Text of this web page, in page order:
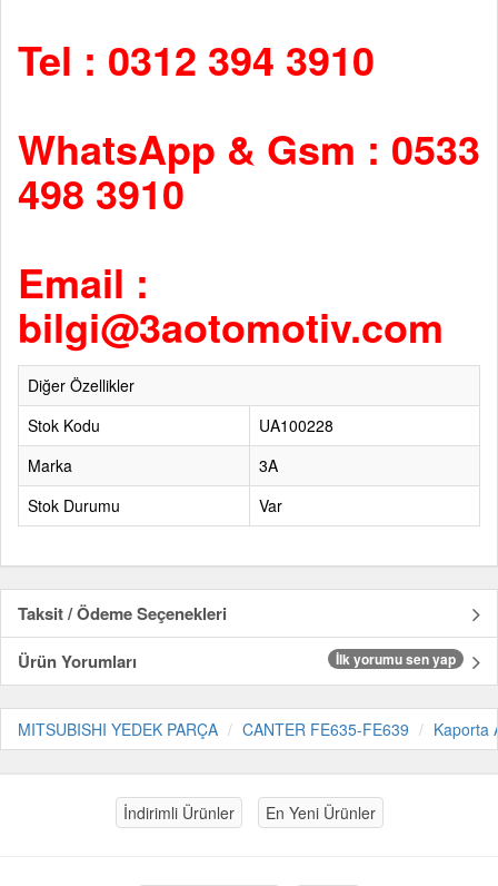
Tel : 0312 394 3910
WhatsApp & Gsm : 0533
498 3910
Email :
bilgi@3aotomotiv.com
Diğer Özellikler
Stok Kodu
UA100228
Marka
3A
Stok Durumu
Var
Taksit / Ödeme Seçenekleri
Ürün Yorumları
İlk yorumu sen yap
MITSUBISHI YEDEK PARÇA CANTER FE635-FE639 Kaporta
İndirimli Ürünler En Yeni Ürünler